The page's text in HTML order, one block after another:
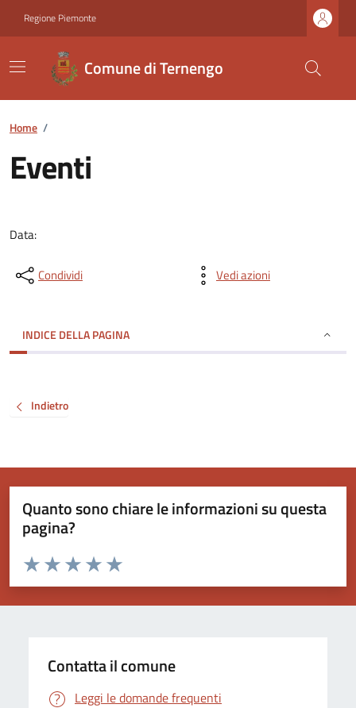
Regione Piemonte
Comune di Ternengo
Home /
Eventi
Data:
Condividi Vedi azioni
INDICE DELLA PAGINA
Indietro
Quanto sono chiare le informazioni su questa
pagina?
Valuta da 1 a 5 stelle la pagina
Valuta 5 stelle su 5
Valuta 4 stelle su 5
Valuta 3 stelle su 5
Valuta 2 stelle su 5
Valuta 1 stelle su 5
Contatta il comune
Leggi le domande frequenti